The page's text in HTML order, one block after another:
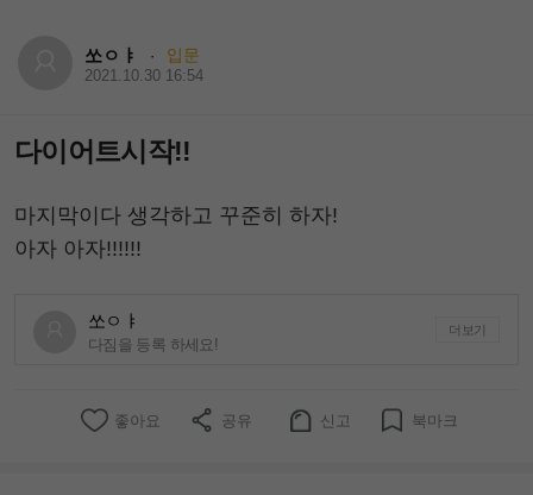
쏘ㅇㅑ · 입문
2021.10.30 16:54
다이어트시작!!
마지막이다 생각하고 꾸준히 하자!
아자 아자!!!!!!
쏘ㅇㅑ
다짐을 등록 하세요!
더보기
좋아요 공유 신고 북마크